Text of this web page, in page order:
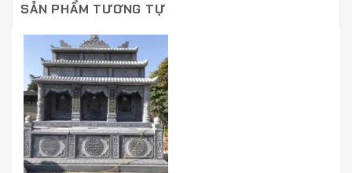
SẢN PHẨM TƯƠNG TỰ